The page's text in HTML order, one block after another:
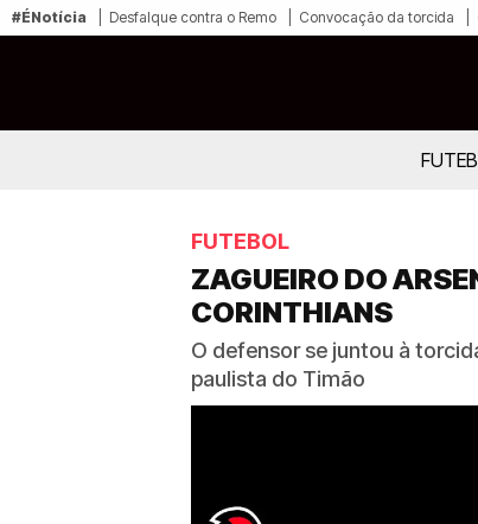
#ÉNotícia Desfalque contra o Remo Convocação da torcida
FUTEBOL
ZAGUEIRO DO
CORINTHIANS
O defensor se juntou à
paulista do Timão